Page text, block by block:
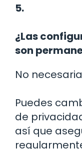
5.
¿Las
son
No
Puedes
de
así que